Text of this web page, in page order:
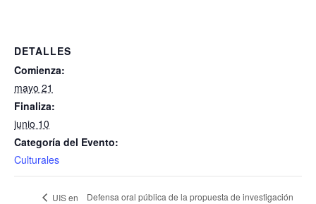
DETALLES
Comienza:
mayo 21
Finaliza:
junio 10
Categoría del Evento:
Culturales
UIS en
Defensa oral pública de la propuesta de investigación